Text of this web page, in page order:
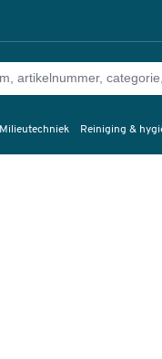
Milieutechniek Reiniging &